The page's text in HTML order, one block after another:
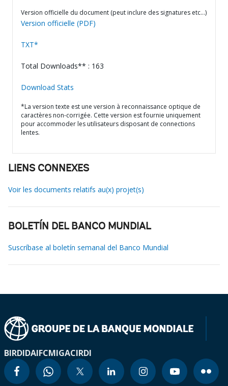
Version officielle du document (peut inclure des signatures etc…)
Version officielle (PDF)
TXT*
Total Downloads** : 163
Download Stats
*La version texte est une version à reconnaissance optique de
caractères non-corrigée. Cette version est fournie uniquement
pour accommoder les utilisateurs disposant de connections
lentes.
LIENS CONNEXES
Voir les documents relatifs au(x) projet(s)
BOLETÍN DEL BANCO MUNDIAL
Suscríbase al boletín semanal del Banco Mundial
BIRDIDAIFCMIGACIRDI